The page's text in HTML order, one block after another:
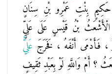
بِنْتِ عَمْرِو بْنِ سِنَانٍ
بْنُ قَيْسٍ عَلَى عَلِيٍّ
، فَأَدْمَى أَنْفَهُ ، فَخَرَجَ عَلِيٌّ
؟ أَمْ وَاللَّهِ لَوْ بِعَبْدِ ثَقِيفٍ